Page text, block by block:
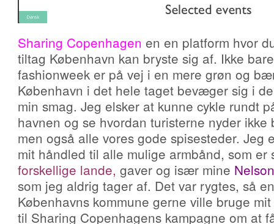
Sharing Copenhagen en en platform hvor
tiltag København kan bryste sig af. Ikke
fashionweek er på vej i en mere grøn og
København i det hele taget bevæger sig i
min smag. Jeg elsker at kunne cykle rundt
havnen og se hvordan turisterne nyder ikke
men også alle vores gode spisesteder. Jeg
mit håndled til alle mulige armbånd, som er
forskellige lande, gaver og især mine
som jeg aldrig tager af. Det var rygtes, så
Københavns kommune gerne ville bruge
til Sharing Copenhagens kampagne om at